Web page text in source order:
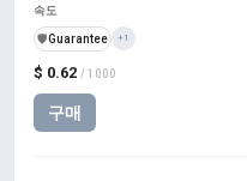
$ 0.62 / 1000
구매
속도
️🛡️Guarantee +1